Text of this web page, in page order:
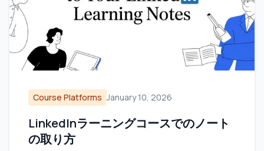
Course Platforms January 10, 2026
LinkedInラーニングコースでのノート
の取り方